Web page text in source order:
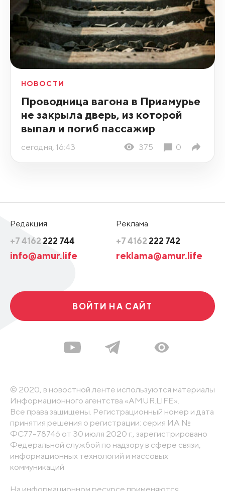
НОВОСТИ
Проводница вагона в Приамурье
не закрыла дверь, из которой
выпал и погиб пассажир
сегодня, 16:43 375 0
Редакция
+7 4162 222 744
info@amur.life
Реклама
+7 4162 222 742
reklama@amur.life
ВОЙТИ НА САЙТ
© 2020, в новостной ленте используются материалы
Информационного агентства «AMUR.LIFE».
Все права защищены. Регистрационный номер и дата
принятия решения о регистрации: серия ИА №
ФС77-78746 от 30 июля 2020 г., зарегистрировано
Федеральной службой по надзору в сфере связи,
информационных технологий и массовых
коммуникаций
На информационном ресурсе применяются